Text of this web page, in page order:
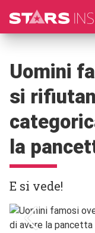
Uomini
si
la
E si vede!